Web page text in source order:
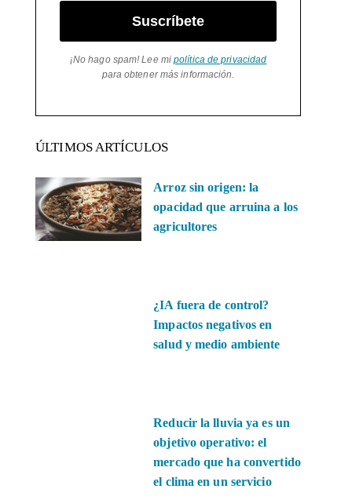
Suscríbete
¡No hago spam! Lee mipolítica de privacidad
para obtener más información.
ÚLTIMOS ARTÍCULOS
Arroz sin origen: la
opacidad que arruina a los
agricultores
¿IA fuera de control?
Impactos negativos en
salud y medio ambiente
Reducir la lluvia ya es un
objetivo operativo: el
mercado que ha convertido
el clima en un servicio